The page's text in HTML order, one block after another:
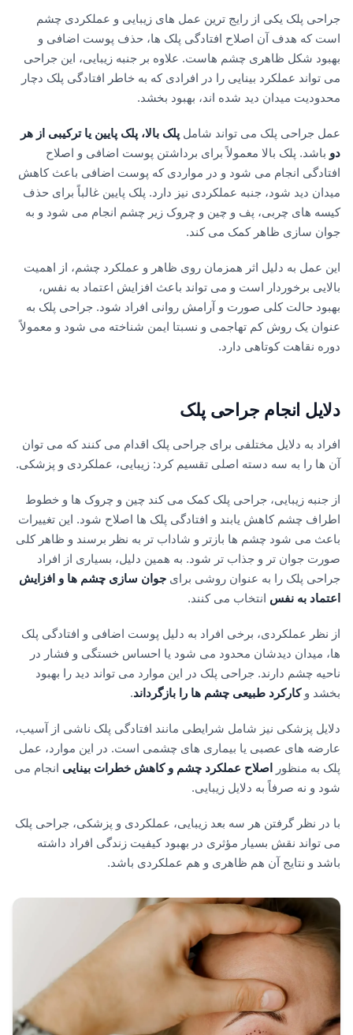
جراحی پلک یکی از رایج ترین عمل های زیبایی و عملکردی چشم
است که هدف آن اصلاح افتادگی پلک ها، حذف پوست اضافی و
بهبود شکل ظاهری چشم هاست. علاوه بر جنبه زیبایی، این جراحی
می تواند عملکرد بینایی را در افرادی که به خاطر افتادگی پلک دچار
محدودیت میدان دید شده اند، بهبود بخشد.
عمل جراحی پلک می تواند شامل پلک بالا، پلک پایین یا ترکیبی از هر
دو باشد. پلک بالا معمولاً برای برداشتن پوست اضافی و اصلاح
افتادگی انجام می شود و در مواردی که پوست اضافی باعث کاهش
میدان دید شود، جنبه عملکردی نیز دارد. پلک پایین غالباً برای حذف
کیسه های چربی، پف و چین و چروک زیر چشم انجام می شود و به
جوان سازی ظاهر کمک می کند.
این عمل به دلیل اثر همزمان روی ظاهر و عملکرد چشم، از اهمیت
بالایی برخوردار است و می تواند باعث افزایش اعتماد به نفس،
بهبود حالت کلی صورت و آرامش روانی افراد شود. جراحی پلک به
عنوان یک روش کم تهاجمی و نسبتا ایمن شناخته می شود و معمولاً
دوره نقاهت کوتاهی دارد.
دلایل انجام جراحی پلک
افراد به دلایل مختلفی برای جراحی پلک اقدام می کنند که می توان
آن ها را به سه دسته اصلی تقسیم کرد: زیبایی، عملکردی و پزشکی.
از جنبه زیبایی، جراحی پلک کمک می کند چین و چروک ها و خطوط
اطراف چشم کاهش یابند و افتادگی پلک ها اصلاح شود. این تغییرات
باعث می شود چشم ها بازتر و شاداب تر به نظر برسند و ظاهر کلی
صورت جوان تر و جذاب تر شود. به همین دلیل، بسیاری از افراد
جراحی پلک را به عنوان روشی برای جوان سازی چشم ها و افزایش
اعتماد به نفس انتخاب می کنند.
از نظر عملکردی، برخی افراد به دلیل پوست اضافی و افتادگی پلک
ها، میدان دیدشان محدود می شود یا احساس خستگی و فشار در
ناحیه چشم دارند. جراحی پلک در این موارد می تواند دید را بهبود
بخشد وکارکرد طبیعی چشم ها را بازگرداند.
دلایل پزشکی نیز شامل شرایطی مانند افتادگی پلک ناشی از آسیب،
عارضه های عصبی یا بیماری های چشمی است. در این موارد، عمل
پلک به منظور
اصلاح عملکرد چشم و کاهش خطرات بینایی انجام می
شود و نه صرفاً به دلایل زیبایی.
با در نظر گرفتن هر سه بعد زیبایی، عملکردی و پزشکی، جراحی پلک
می تواند نقش بسیار مؤثری در بهبود کیفیت زندگی افراد داشته
باشد و نتایج آن هم ظاهری و هم عملکردی باشد.